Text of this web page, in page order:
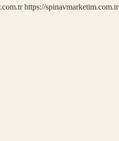
https://spinavmarketim.com.tr